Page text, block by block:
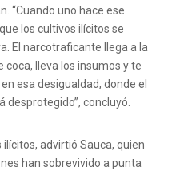
“Cuando uno hace ese
los cultivos ilícitos se
El narcotraficante llega a la
coca, lleva los insumos y te
esa desigualdad, donde el
concluyó.
advirtió Sauca, quien
han sobrevivido a punta